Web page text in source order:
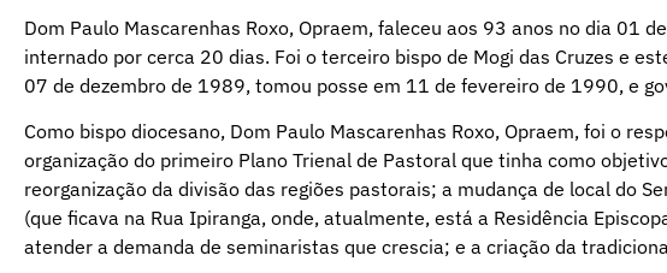
Dom Paulo Mascarenhas Roxo, Opraem, faleceu aos 93 anos no dia 01
internado por cerca 20 dias. Foi o terceiro bispo de Mogi das Cruzes e
07 de dezembro de 1989, tomou posse em 11 de fevereiro de 1990, e
Como bispo diocesano, Dom Paulo Mascarenhas Roxo, Opraem, foi o
organização do primeiro Plano Trienal de Pastoral que tinha como
reorganização da divisão das regiões pastorais; a mudança de local do
(que ficava na Rua Ipiranga, onde, atualmente, está a Residência
atender a demanda de seminaristas que crescia; e a criação da